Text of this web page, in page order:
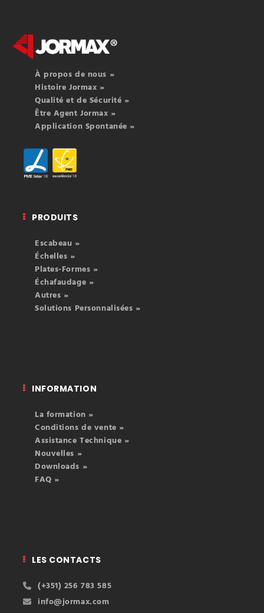
À propos de nous »
Histoire Jormax »
Qualité et de Sécurité »
Être Agent Jormax »
Application Spontanée »
PRODUITS
Escabeau »
Échelles »
Plates-Formes »
Échafaudage »
Autres »
Solutions Personnalisées »
INFORMATION
La formation »
Conditions de vente »
Assistance Technique »
Nouvelles »
Downloads »
FAQ »
LES CONTACTS
(+351) 256 783 585
info@jormax.com